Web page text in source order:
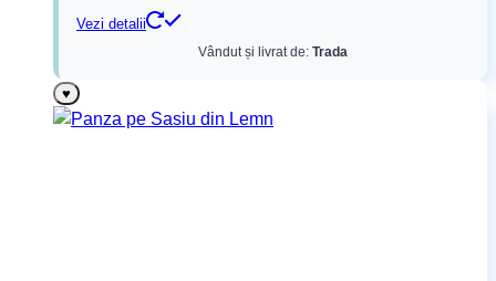
Vezi detalii
Vândut și livrat de: Trada
♥